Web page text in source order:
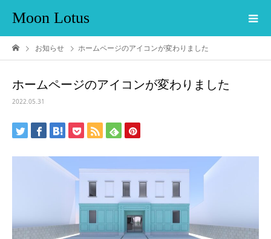
Moon Lotus
お知らせ ホームページのアイコンが変わりました
ホームページのアイコンが変わりました
2022.05.31